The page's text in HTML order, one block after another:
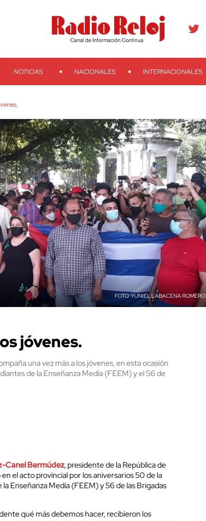
TelegramTeveo Ivoox RSS Search
NOTICIAS NACIONALES INTERNACIONALES
YUNIEL LABACENA ROMERO
jóvenes.
una vez más a los jóvenes, en esta ocasión
de la Enseñanza Media (FEEM) y el 56 de
Canel Bermúdez, presidente de la República de
el acto provincial por los aniversarios 50 de la
Enseñanza Media (FEEM) y 56 de las Brigadas
qué más debemos hacer, recibieron los